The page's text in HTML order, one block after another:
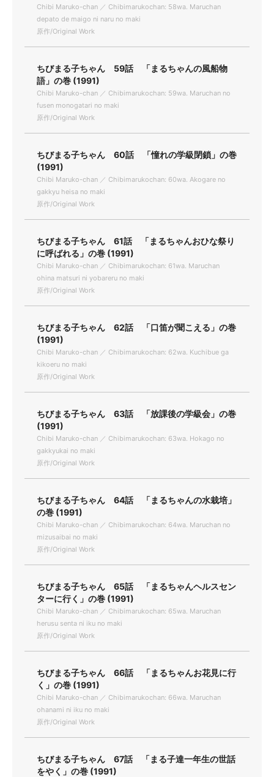
Chibi Maruko-chan ／ Chibimarukochan: 58wa. Maruchan
depato de maigo ni naru no maki
原作/Original Work
ちびまる子ちゃん 59話 「まるちゃんの風船物
語」の巻 (1991)
Chibi Maruko-chan ／ Chibimarukochan: 59wa. Maruchan no
fusen monogatari no maki
原作/Original Work
ちびまる子ちゃん 60話 「憧れの学級閉鎖」の巻
(1991)
Chibi Maruko-chan ／ Chibimarukochan: 60wa. Akogare no
gakkyu heisa no maki
原作/Original Work
ちびまる子ちゃん 61話 「まるちゃんおひな祭り
に呼ばれる」の巻 (1991)
Chibi Maruko-chan ／ Chibimarukochan: 61wa. Maruchan
ohina matsuri ni yobareru no maki
原作/Original Work
ちびまる子ちゃん 62話 「口笛が聞こえる」の巻
(1991)
Chibi Maruko-chan ／ Chibimarukochan: 62wa. Kuchibue ga
kikoeru no maki
原作/Original Work
ちびまる子ちゃん 63話 「放課後の学級会」の巻
(1991)
Chibi Maruko-chan ／ Chibimarukochan: 63wa. Hokago no
gakkyukai no maki
原作/Original Work
ちびまる子ちゃん 64話 「まるちゃんの水栽培」
の巻 (1991)
Chibi Maruko-chan ／ Chibimarukochan: 64wa. Maruchan no
mizusaibai no maki
原作/Original Work
ちびまる子ちゃん 65話 「まるちゃんヘルスセン
ターに行く」の巻 (1991)
Chibi Maruko-chan ／ Chibimarukochan: 65wa. Maruchan
herusu senta ni iku no maki
原作/Original Work
ちびまる子ちゃん 66話 「まるちゃんお花見に行
く」の巻 (1991)
Chibi Maruko-chan ／ Chibimarukochan: 66wa. Maruchan
ohanami ni iku no maki
原作/Original Work
ちびまる子ちゃん 67話 「まる子達一年生の世話
をやく」の巻 (1991)